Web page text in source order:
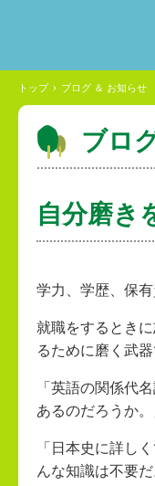
トップ › ブログ ＆ お知らせ
ブロ
自分磨き
学力、学歴、保有
就職をするとき
るために磨く武器
「英語の関係代
あるのだろうか。
「日本史に詳し
んな知識は不要だ